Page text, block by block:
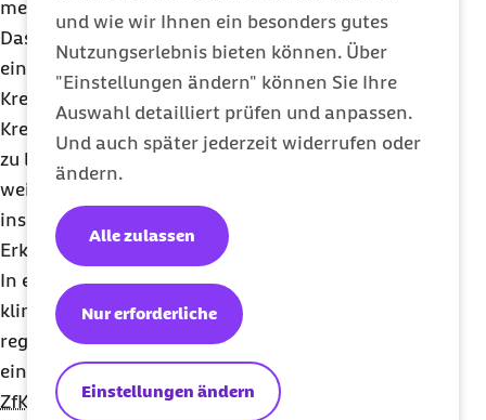
und wie wir Ihnen ein besonders gutes
Nutzungserlebnis bieten können. Über
"Einstellungen ändern" können Sie Ihre
Auswahl detailliert prüfen und anpassen.
Und auch später jederzeit widerrufen oder
ändern.
Einstellungen ändern
Nur erforderliche
Alle zulassen
medizinischen Therapien zu analysieren.
Das Gesetz sieht ein zweistufiges Verfahren vor: In
einem ersten Schritt soll der von den
Krebsregistern der Länder an das Zentrum für
Krebsregisterdaten (
) am Robert Koch-Institut
zu liefernde epidemiologische Datensatz um
weitere Daten der klinischen Krebsregistrierung,
insbesondere zur Therapie und zum Verlauf der
Erkrankung, erweitert werden.
In einem zweiten Schritt ist vorgesehen, die
klinischen Krebsregisterdaten anlassbezogen und
registerübergreifend zusammenzuführen und
einen Datenverbund der Krebsregister mit dem
ZfKD
und klinisch-wissenschaftlich tätigen